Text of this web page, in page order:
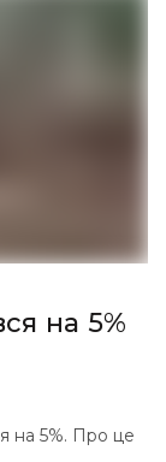
на 5%
на 5%. Про це